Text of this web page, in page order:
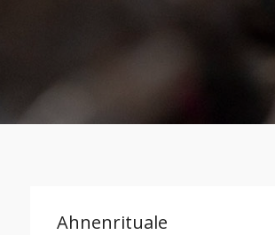
Ahnenrituale